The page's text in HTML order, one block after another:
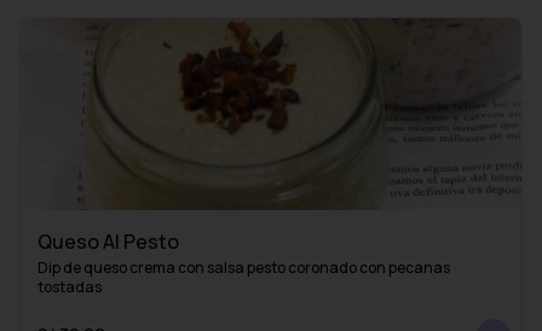
Queso Al Pesto
Dip de queso crema con salsa pesto coronado con pecanas
tostadas